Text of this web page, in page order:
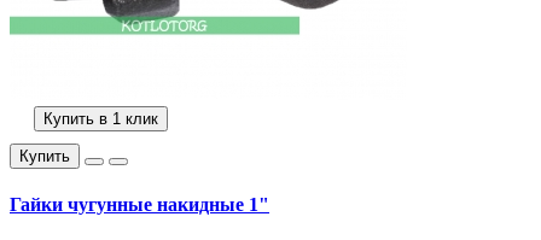
Купить в 1 клик
Купить
Гайки чугунные накидные 1"